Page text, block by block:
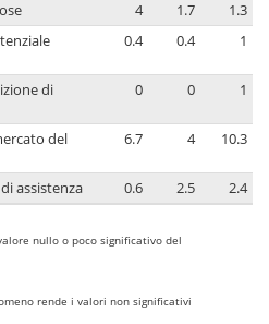
4 1.7
1.3
0.4 0.4 1
di
0 0 1
del
6.7 4 10.3
assistenza 0.6 2.5 2.4
nullo o poco significativo del
rende i valori non significativi